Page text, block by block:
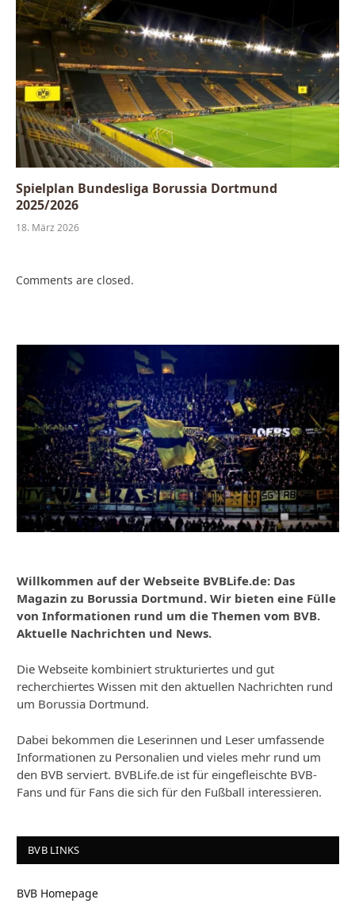
Spielplan Bundesliga Borussia Dortmund
2025/2026
18. März 2026
Comments are closed.
Willkommen auf der Webseite BVBLife.de: Das
Magazin zu Borussia Dortmund. Wir bieten eine Fülle
von Informationen rund um die Themen vom BVB.
Aktuelle Nachrichten und News.
Die Webseite kombiniert strukturiertes und gut
recherchiertes Wissen mit den aktuellen Nachrichten rund
um Borussia Dortmund.
Dabei bekommen die Leserinnen und Leser umfassende
Informationen zu Personalien und vieles mehr rund um
den BVB serviert. BVBLife.de ist für eingefleischte BVB-
Fans und für Fans die sich für den Fußball interessieren.
BVB LINKS
BVB Homepage